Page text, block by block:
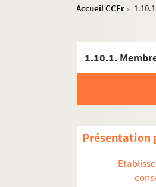
Accueil CCFr >
Présentation